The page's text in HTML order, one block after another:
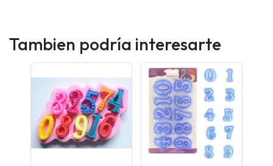
Tambien podría interesarte